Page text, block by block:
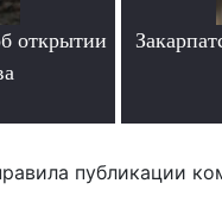
открытии
публикации